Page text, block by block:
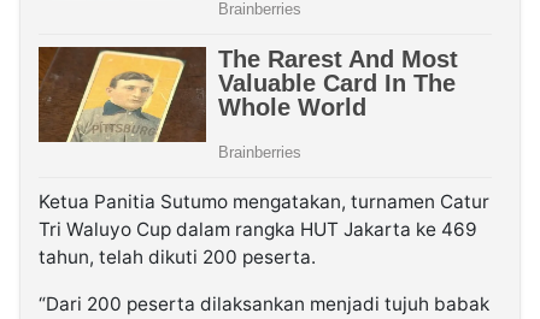
Ketua Panitia Sutumo mengatakan, turnamen Catur
Tri Waluyo Cup dalam rangka HUT Jakarta ke 469
tahun, telah dikuti 200 peserta.
“Dari 200 peserta dilaksankan menjadi tujuh babak